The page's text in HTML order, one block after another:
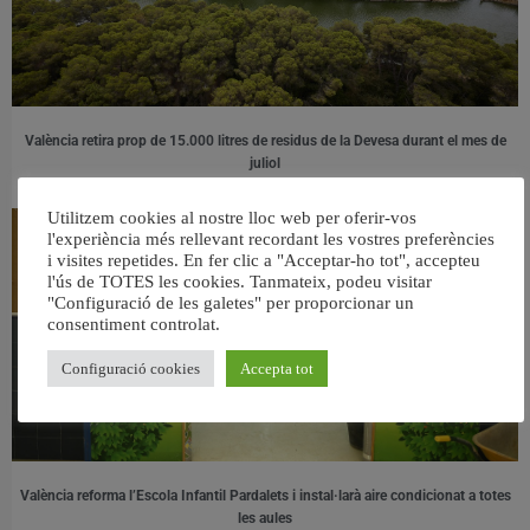
València retira prop de 15.000 litres de residus de la Devesa durant el mes de
juliol
6 agost, 2026
València reforma l’Escola Infantil Pardalets i instal·larà aire condicionat a totes
les aules
Utilitzem cookies al nostre lloc web per oferir-vos
l'experiència més rellevant recordant les vostres preferències
i visites repetides. En fer clic a "Acceptar-ho tot", accepteu
l'ús de TOTES les cookies. Tanmateix, podeu visitar
"Configuració de les galetes" per proporcionar un
consentiment controlat.
Configuració cookies Accepta tot